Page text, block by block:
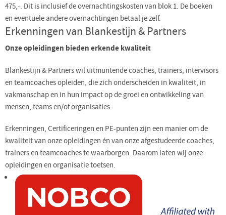
475,-. Dit is inclusief de overnachtingskosten van blok 1. De boeken
en eventuele andere overnachtingen betaal je zelf.
Erkenningen van Blankestijn & Partners
Onze opleidingen bieden erkende kwaliteit
Blankestijn & Partners wil uitmuntende coaches, trainers, intervisors
en teamcoaches opleiden, die zich onderscheiden in kwaliteit, in
vakmanschap en in hun impact op de groei en ontwikkeling van
mensen, teams en/of organisaties.
Erkenningen, Certificeringen en PE-punten zijn een manier om de
kwaliteit van onze opleidingen én van onze afgestudeerde coaches,
trainers en teamcoaches te waarborgen. Daarom laten wij onze
opleidingen en organisatie toetsen.